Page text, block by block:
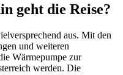
geht die Reise?
aus. Mit den
und weiteren
Wärmepumpe zur
werden. Die